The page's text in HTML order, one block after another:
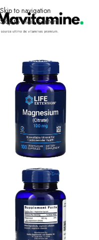
Skip to navigation
Skip to main content
Accueil Compléments